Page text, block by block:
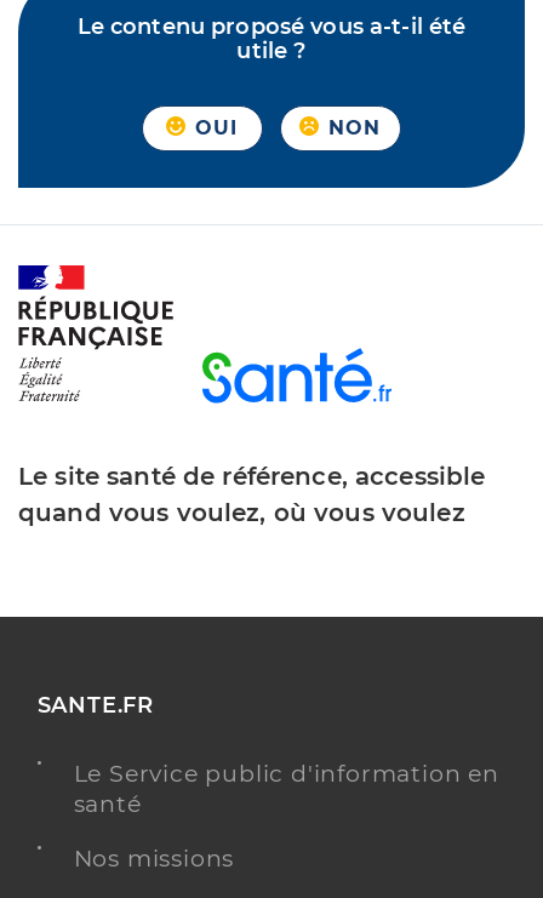
Le contenu proposé vous a-t-il été
utile ?
OUI NON
Le site santé de référence, accessible
quand vous voulez, où vous voulez
SANTE.FR
Le Service public d'information en
santé
Nos missions